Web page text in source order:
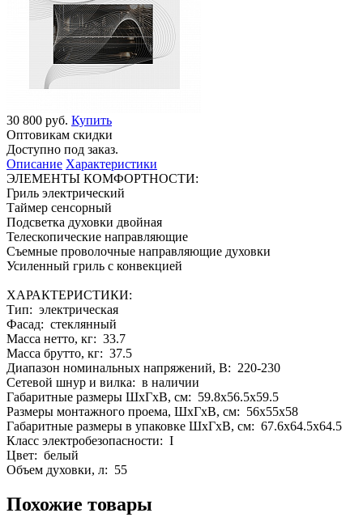
30 800 руб. Купить
Оптовикам скидки
Доступно под заказ.
Описание Характеристики
ЭЛЕМЕНТЫ КОМФОРТНОСТИ:
Гриль электрический
Таймер сенсорный
Подсветка духовки двойная
Телескопические направляющие
Съемные проволочные направляющие духовки
Усиленный гриль с конвекцией
ХАРАКТЕРИСТИКИ:
Тип: электрическая
Фасад: стеклянный
Масса нетто, кг: 33.7
Масса брутто, кг: 37.5
Диапазон номинальных напряжений, В: 220-230
Сетевой шнур и вилка: в наличии
Габаритные размеры ШхГхВ, см: 59.8х56.5х59.5
Размеры монтажного проема, ШхГхВ, см: 56x55x58
Габаритные размеры в упаковке ШхГхВ, см: 67.6x64.5x64.5
Класс электробезопасности: I
Цвет: белый
Объем духовки, л: 55
Похожие товары